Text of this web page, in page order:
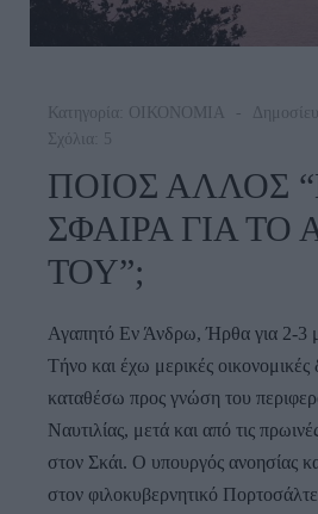
Κατηγορία: ΟΙΚΟΝΟΜΙΑ
Σχόλια: 5
ΠΟΙΟΣ ΑΛΛΟΣ
ΣΦΑΙΡΑ ΓΙΑ ΤΟ
ΤΟΥ”;
Αγαπητό Εν Άνδρω, Ήρθα για 2-3
Τήνο και έχω μερικές οικονομικές
καταθέσω προς γνώση του
Ναυτιλίας, μετά και από τις
στον Σκάι. Ο υπουργός ανοησίας
στον φιλοκυβερνητικό